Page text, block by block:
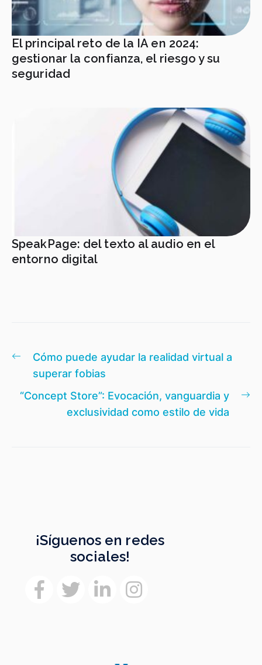
El principal reto de la IA en 2024:
gestionar la confianza, el riesgo y su
seguridad
SpeakPage: del texto al audio en el
entorno digital
Navegación
entradas
Entrada
anterior:
Cómo puede ayudar la realidad virtual a
superar fobias
“Concept Store”: Evocación, vanguardia y
exclusividad como estilo de vida
¡Síguenos en redes
sociales!